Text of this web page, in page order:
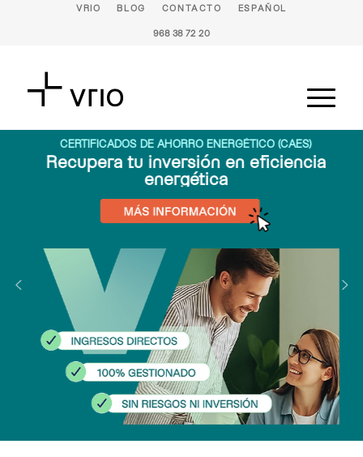
VRIO BLOG CONTACTO ESPAÑOL
968 38 72 20
CERTIFICADOS DE AHORRO ENERGÉTICO (CAES)
Recupera tu inversión en eficiencia
energética